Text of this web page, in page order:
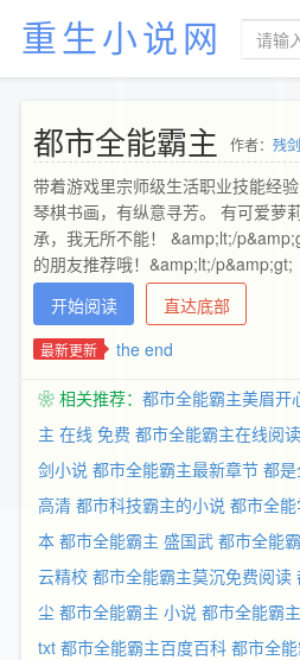
重生小说网
都市全能霸主 作者： 残
带着游戏里宗师级生活职业技能经
琴棋书画，有纵意寻芳。 有可爱萝
承，我无所不能！ &amp;lt;/
的朋友推荐哦！&amp;lt;/p&amp;gt;
开始阅读
直达底部
最新更新 the end
❀ 相关推荐： 都市全能霸主美眉开
主 在线 免费 都市全能霸主在线阅读
剑小说 都市全能霸主最新章节 都
高清 都市科技霸主的小说 都市全
本 都市全能霸主 盛国武 都市全能
云精校 都市全能霸主莫沉免费阅读
尘 都市全能霸主 小说 都市全能霸
txt 都市全能霸主百度百科 都市全